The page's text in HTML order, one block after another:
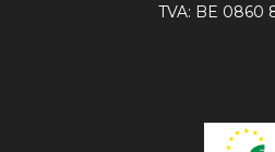
TVA: BE 0860